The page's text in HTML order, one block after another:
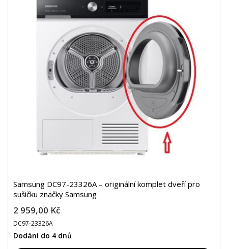
Samsung DC97-23326A – originální komplet dveří pro
sušičku značky Samsung
2 959,00 Kč
DC97-23326A
Dodání do 4 dnů